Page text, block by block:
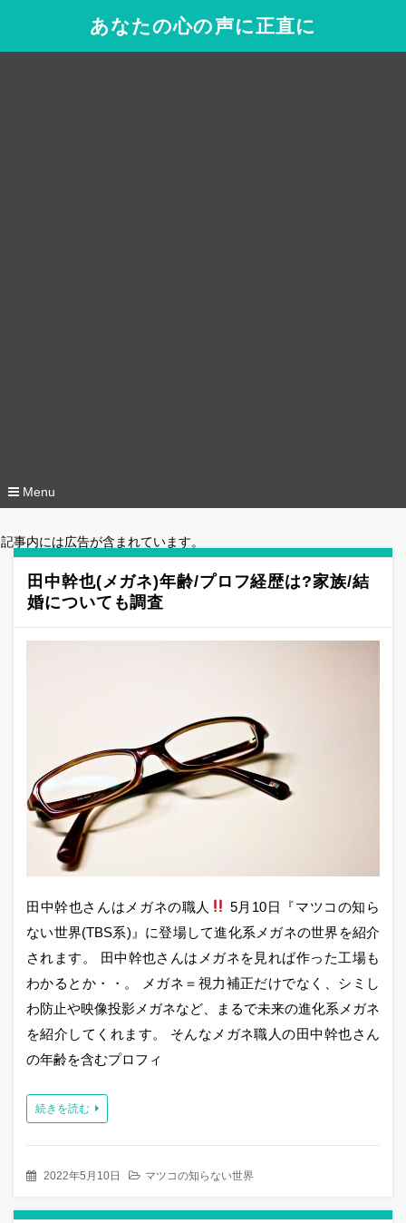
あなたの心の声に正直に
Menu
テ
記事内には広告が含まれています。
田中幹也(メガネ)年齢/プロフ経歴は?家族/結
婚についても調査
田中幹也さんはメガネの職人
5月10日『マツコの知ら
ない世界(TBS系)』に登場して進化系メガネの世界を紹介
されます。 田中幹也さんはメガネを見れば作った工場も
わかるとか・・。 メガネ＝視力補正だけでなく、シミし
わ防止や映像投影メガネなど、まるで未来の進化系メガネ
を紹介してくれます。 そんなメガネ職人の田中幹也さん
の年齢を含むプロフィ
続きを読む
2022年5月10日 マツコの知らない世界